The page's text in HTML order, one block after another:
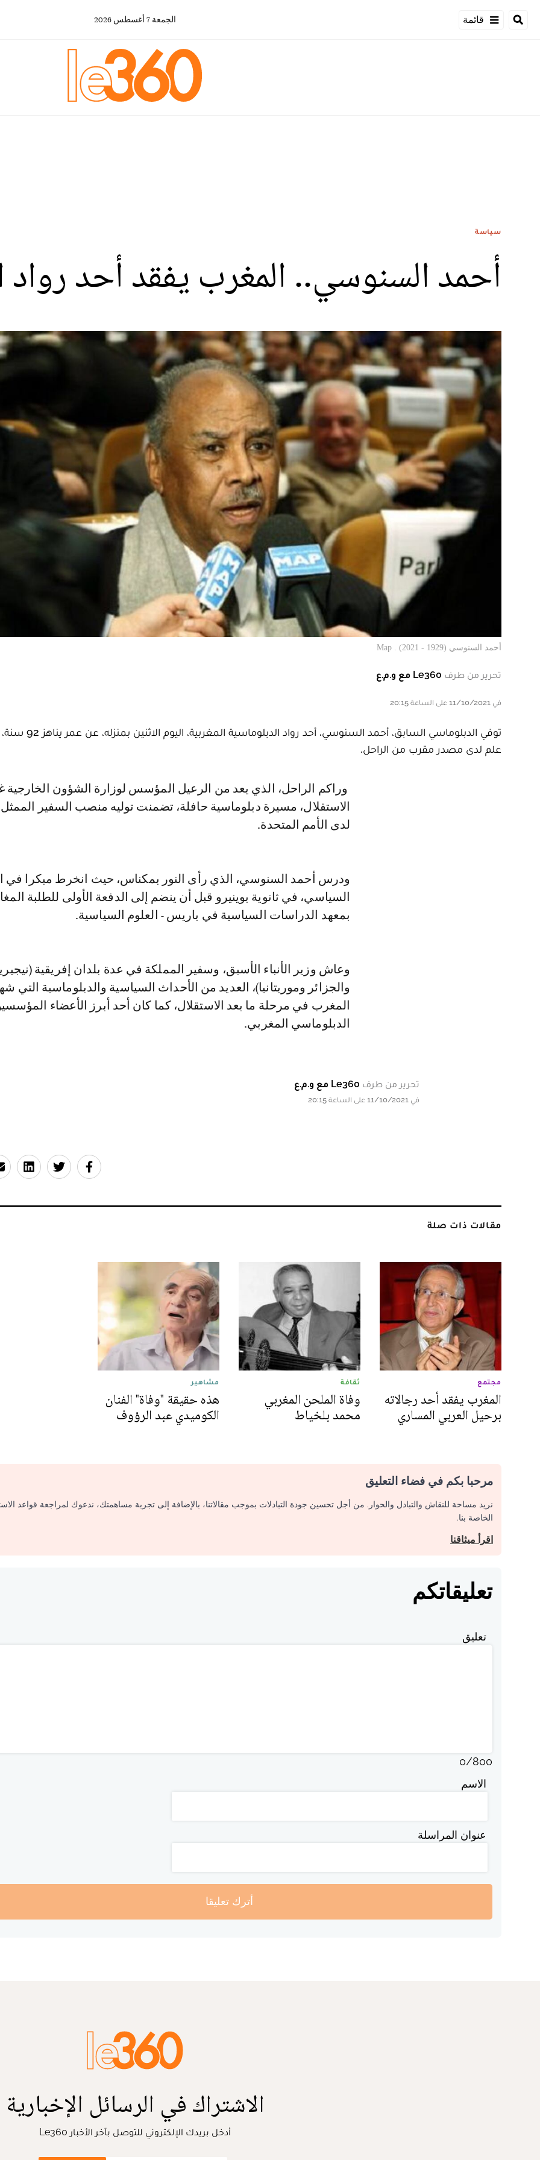
قائمة الجمعة 7 أغسطس 2026
سياسة
أحمد السنوسي.. المغرب يفقد أحد رواد
أحمد السنوسي (1929 - 2021) . Map
تحرير من طرف Le360 مع و.م.ع
في 11/10/2021 على الساعة 20:15
توفي الدبلوماسي السابق، أحمد السنوسي، أحد
علم لدى مصدر مقرب من الراحل.
وراكم الراحل، الذي يعد من الرعيل المؤسس لوزارة الشؤون الخارجية غداة
الاستقلال، مسيرة دبلوماسية حافلة، تضمنت توليه منصب السفير
لدى الأمم المتحدة.
ودرس أحمد السنوسي، الذي رأى النور بمكناس، حيث انخرط مبكرا في
السياسي، في ثانوية بوينيرو قبل أن ينضم إلى الدفعة الأولى للطلبة
بمعهد الدراسات السياسية في باريس - العلوم السياسية.
وعاش وزير الأنباء الأسبق، وسفير المملكة في عدة بلدان إفريقية
والجزائر وموريتانيا)، العديد من الأحداث السياسية والدبلوماسية التي
المغرب في مرحلة ما بعد الاستقلال، كما كان أحد أبرز الأعضاء
الدبلوماسي المغربي.
تحرير من طرف Le360 مع و.م.ع
في 11/10/2021 على الساعة 20:15
مقالات ذات صلة
مجتمع
المغرب يفقد أحد رجالاته
برحيل العربي المساري
ثقافة
وفاة الملحن المغربي
محمد بلخياط
مشاهير
هذه حقيقة "وفاة" الفنان
الكوميدي عبد الرؤوف
مرحبا بكم في فضاء التعليق
نريد مساحة للنقاش والتبادل والحوار. من أجل تحسين جودة التبادلات بموجب مقالاتنا، بالإضافة إلى تجربة مساهمتك، ندعوك لمراجعة قواعد
الخاصة بنا.
اقرأ ميثاقنا
تعليقاتكم
تعليق
0/800
الاسم
عنوان المراسلة
أترك تعليقا
الاشتراك في الرسائل الإخبارية
أدخل بريدك الإلكتروني للتوصل بآخر الأخبار Le360